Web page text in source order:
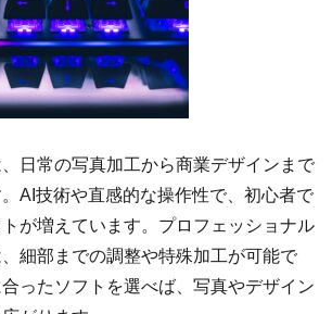
日常の写真加工から商業デザインまで
AI技術や直感的な操作性で、初心者で
が増えています。プロフェッショナル
細部までの調整や特殊加工が可能で
ったソフトを選べば、写真やデザイン